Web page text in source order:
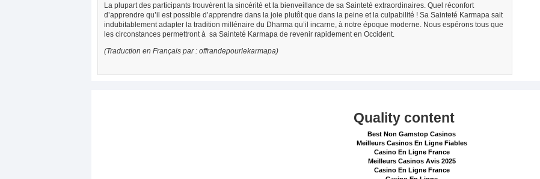
La plupart des participants trouvèrent la sincérité et la bienveillance de sa Sainteté extraordinaires. Quel réconfort
d’apprendre qu’il est possible d’apprendre dans la joie plutôt que dans la peine et la culpabilité ! Sa Sainteté Karmapa sait
indubitablement adapter la tradition millénaire du Dharma qu’il incarne, à notre époque moderne. Nous espérons tous que
les circonstances permettront à sa Sainteté Karmapa de revenir rapidement en Occident.
(Traduction en Français par : offrandepourlekarmapa)
Quality content
Best Non Gamstop Casinos
Meilleurs Casinos En Ligne Fiables
Casino En Ligne France
Meilleurs Casinos Avis 2025
Casino En Ligne France